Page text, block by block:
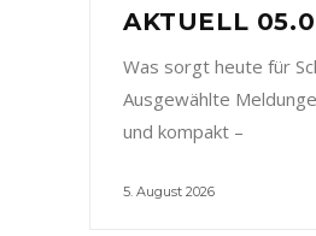
AKTUELL
Was sorgt heute für
Ausgewählte
und kompakt –
5. August 2026